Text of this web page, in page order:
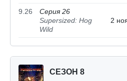
9.26
Серия 26
Supersized: Hog
Wild
2
СЕЗОН 8